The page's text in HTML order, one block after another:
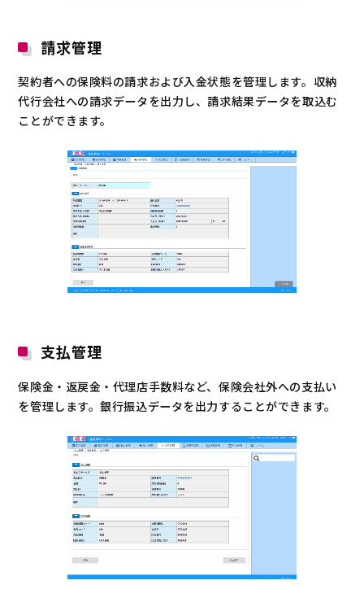
請求管理
契約者への保険料の請求および入金状態を管理します。収納
代行会社への請求データを出力し、請求結果データを取込む
ことができます。
支払管理
保険金・返戻金・代理店手数料など、保険会社外への支払い
を管理します。銀行振込データを出力することができます。